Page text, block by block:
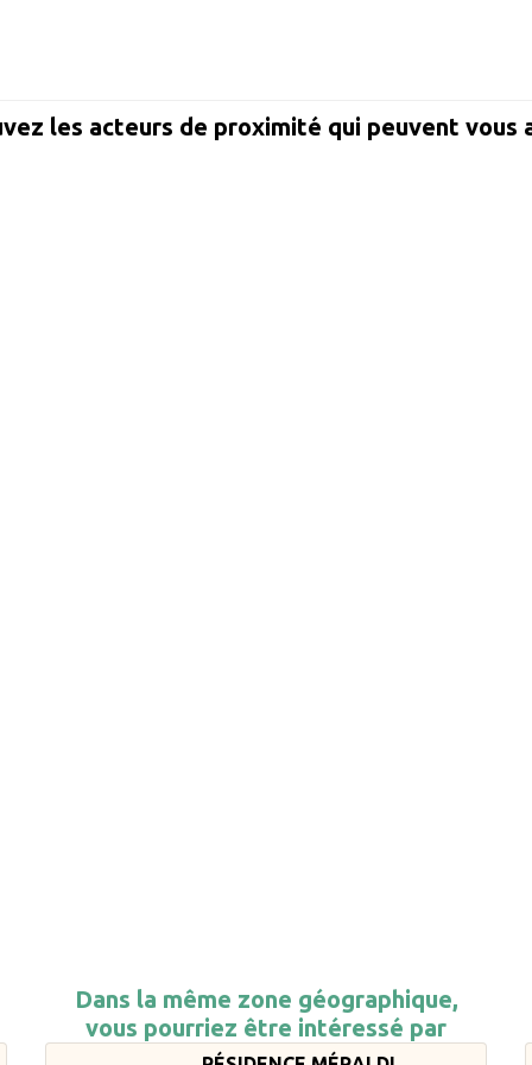
les acteurs de proximité qui peuvent vous
Dans la même zone géographique,
vous pourriez être intéressé par